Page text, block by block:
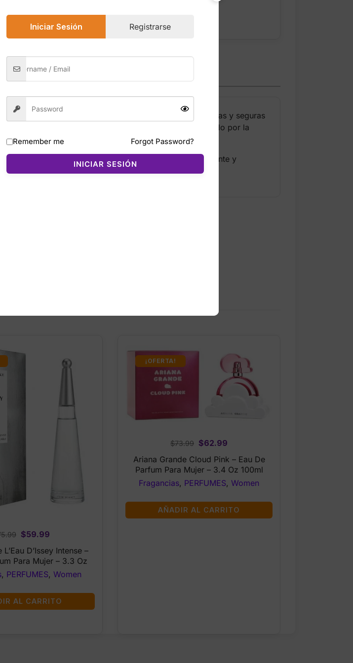
y moderna, creada para mujeres espontáneas, conectadas y seguras
fizz, seguido por un corazón floral dulce dominado por la
cálidos y para quienes buscan un aroma limpio, chispeante y
relación cantidad‑precio.
Original
price
was:
$75.99.
$59.99
price
is:
$59.99.
D’Issey Intense –
Para Mujer – 3.3 Oz
, PERFUMES, Women
AL CARRITO
¡OFERTA!
$73.99 Original
price
was:
$73.99.
$62.99
price
is:
$62.99.
Ariana Grande Cloud Pink – Eau De
Parfum Para Mujer – 3.4 Oz 100ml
Fragancias, PERFUMES, Women
AÑADIR AL CARRITO
Iniciar Sesión Registrarse
Remember me Forgot Password?
INICIAR SESIÓN